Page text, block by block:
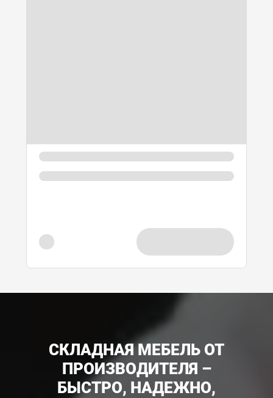
СКЛАДНАЯ МЕБЕЛЬ ОТ
ПРОИЗВОДИТЕЛЯ –
БЫСТРО, НАДЕЖНО,